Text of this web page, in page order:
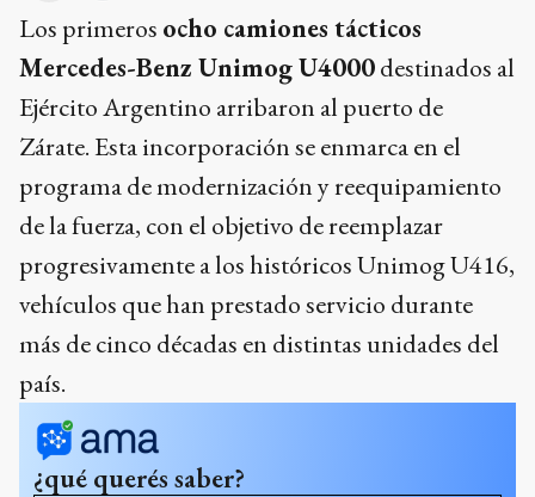
Los primeros ocho camiones tácticos
Mercedes-Benz Unimog U4000destinados al
Ejército Argentino arribaron al puerto de
Zárate. Esta incorporación se enmarca en el
programa de modernización y reequipamiento
de la fuerza, con el objetivo de reemplazar
progresivamente a los históricos Unimog U416,
vehículos que han prestado servicio durante
más de cinco décadas en distintas unidades del
país.
¿qué querés saber?